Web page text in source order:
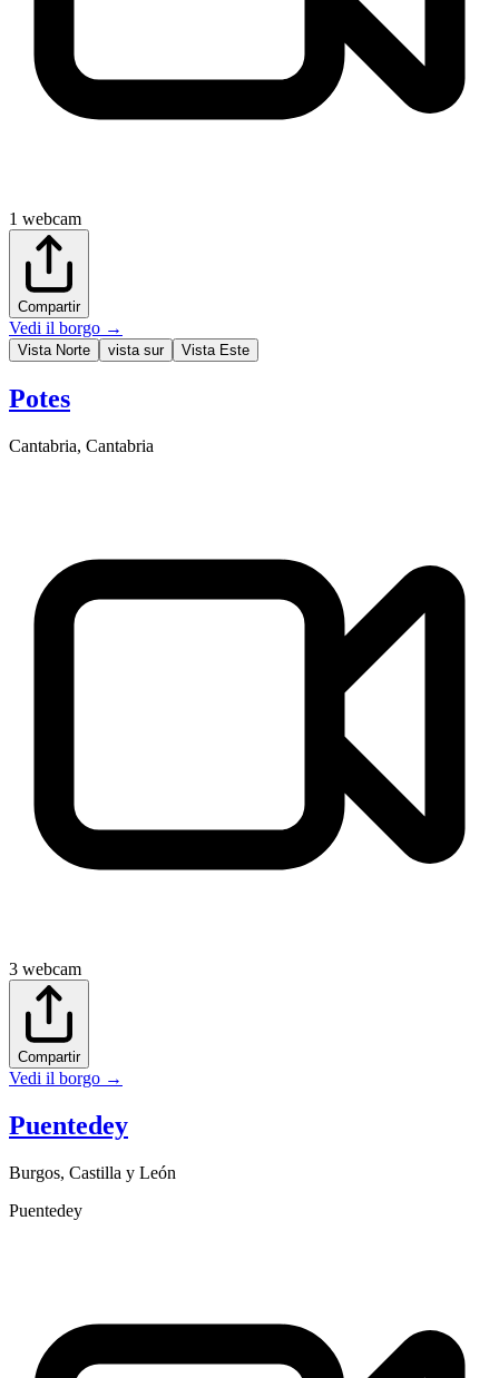
1 webcam
Compartir
Vedi il borgo →
Vista Norte vista sur Vista Este
Potes
Cantabria, Cantabria
3 webcam
Compartir
Vedi il borgo →
Puentedey
Burgos, Castilla y León
Puentedey